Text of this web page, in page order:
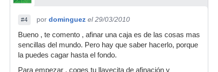
#4 por dominguez el 29/03/2010
Bueno , te comento , afinar una caja es de las cosas mas
sencillas del mundo. Pero hay que saber hacerlo, porque
la puedes cagar hasta el fondo.
Para empezar , coges tu llavecita de afinación y